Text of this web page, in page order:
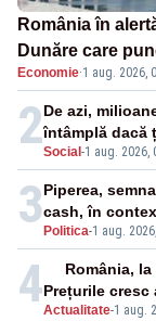
România în
Dunăre care
cunoscută de pe
Economie·1 aug. 2026,
2Social -1 aug. 2026,
De azi,
întâmplă dacă
3 Politica-1 aug.
Piperea,
cash, în
4Actualitate-1 aug.
România,
Prețurile cresc